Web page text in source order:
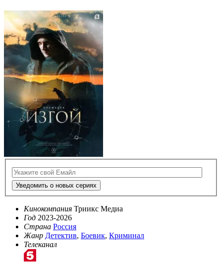
Уведомить о новых сериях
Кинокомпания Триикс Медиа
Год 2023-2026
Страна Россия
Жанр Детектив, Боевик, Криминал
Телеканал